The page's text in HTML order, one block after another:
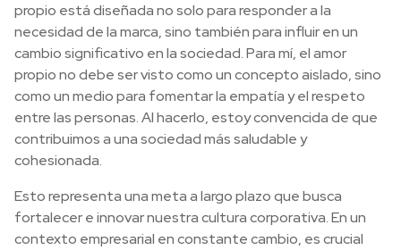
propio está diseñada no solo para responder a la
necesidad de la marca, sino también para influir en un
cambio significativo en la sociedad. Para mí, el amor
propio no debe ser visto como un concepto aislado, sino
como un medio para fomentar la empatía y el respeto
entre las personas. Al hacerlo, estoy convencida de que
contribuimos a una sociedad más saludable y
cohesionada.
Esto representa una meta a largo plazo que busca
fortalecer e innovar nuestra cultura corporativa. En un
contexto empresarial en constante cambio, es crucial